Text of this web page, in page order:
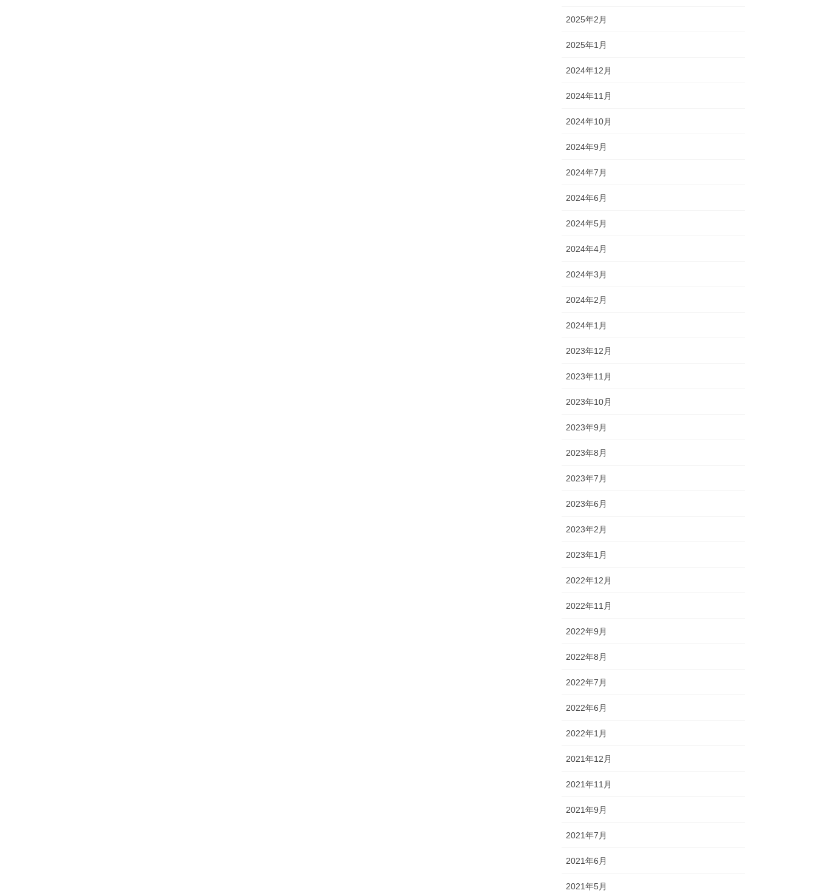
2025年2月
2025年1月
2024年12月
2024年11月
2024年10月
2024年9月
2024年7月
2024年6月
2024年5月
2024年4月
2024年3月
2024年2月
2024年1月
2023年12月
2023年11月
2023年10月
2023年9月
2023年8月
2023年7月
2023年6月
2023年2月
2023年1月
2022年12月
2022年11月
2022年9月
2022年8月
2022年7月
2022年6月
2022年1月
2021年12月
2021年11月
2021年9月
2021年7月
2021年6月
2021年5月